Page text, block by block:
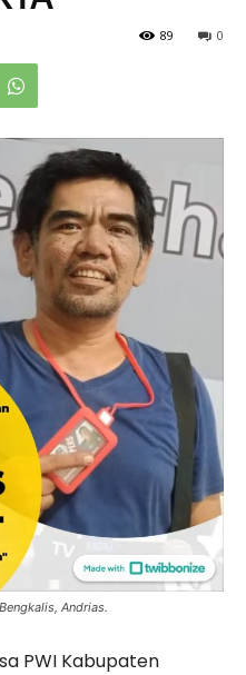
0
89
Andrias.
PWI Kabupaten